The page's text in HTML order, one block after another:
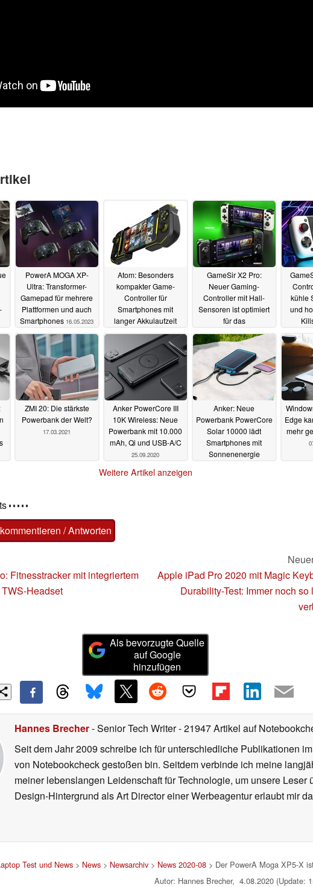
PowerA MOGA XP-
Ultra: Transformer-
Gamepad für mehrere
Plattformen und auch
Smartphones 16.05.2023
Atom: Besonders
kompakter Game-
Controller für
Smartphones mit
langer Akkulaufzeit
16.11.2022
GameSir X2 Pro:
Neuer Gaming-
Controller mit Hall-
Sensoren ist optimiert
für das
Spielestreaming
04.09.2022
kühle
und
ZMI 20: Die stärkste
Powerbank der Welt?
17.03.2021
Anker PowerCore III
10K Wireless: Neue
Powerbank mit 10.000
mAh, Qi und USB-A/C
25.09.2020
Anker: Neue
Powerbank PowerCore
Solar 10000 lädt
Smartphones mit
Sonnenenergie
Edge
mehr
Weitere Artikel anzeigen
/ Antworten
Fitnesstracker mit integriertem
Headset
Apple iPad Pro 2020 mit Magic
Durability-Test: Immer noch so
Als bevorzugte Quelle
auf Google
hinzufügen
Hannes Brecher- Senior Tech Writer- 21947 Artikel auf
Seit dem Jahr 2009 schreibe ich für unterschiedliche Publikationen
von Notebookcheck gestoßen bin. Seitdem verbinde ich meine
meiner lebenslangen Leidenschaft für Technologie, um unsere
Design-Hintergrund als Art Director einer Werbeagentur erlaubt mir
Test und News > News > Newsarchiv > News 2020-08 > Der PowerA Moga XP5-X
Autor: Hannes Brecher, 4.08.2020 (Update: